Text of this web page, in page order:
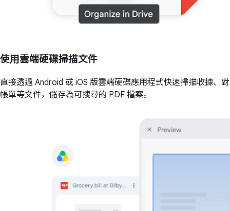
使用雲端硬碟掃描文件
直接透過 Android 或 iOS 版雲端硬碟應用程式快速掃描收據、對
帳單等文件，儲存為可搜尋的 PDF 檔案。